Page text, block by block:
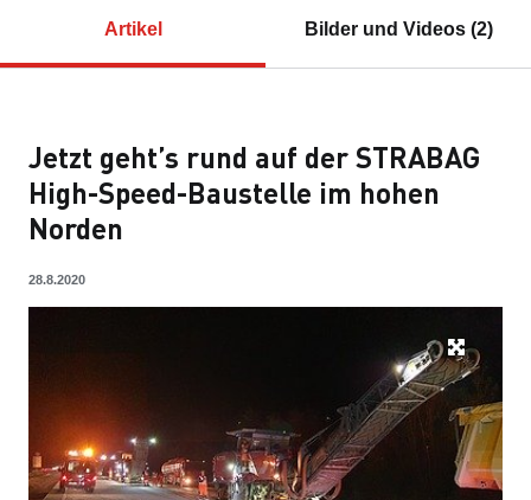
Artikel Bilder und Videos (2)
Jetzt geht’s rund auf der STRABAG
High-Speed-Baustelle im hohen
Norden
28.8.2020